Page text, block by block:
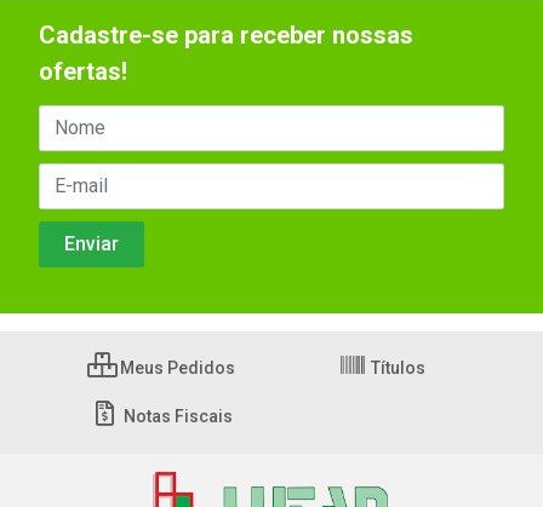
Cadastre-se para receber nossas
ofertas!
Meus Pedidos Títulos
Notas Fiscais